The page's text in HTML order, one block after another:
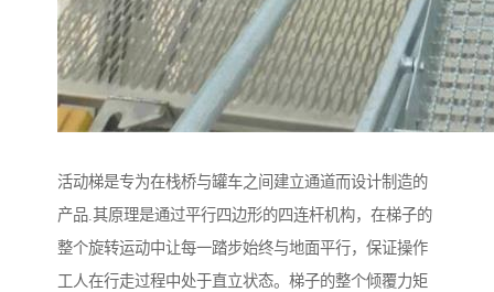
活动梯是专为在栈桥与罐车之间建立通道而设计制造的
产品.其原理是通过平行四边形的四连杆机构，在梯子的
整个旋转运动中让每一踏步始终与地面平行，保证操作
工人在行走过程中处于直立状态。梯子的整个倾覆力矩